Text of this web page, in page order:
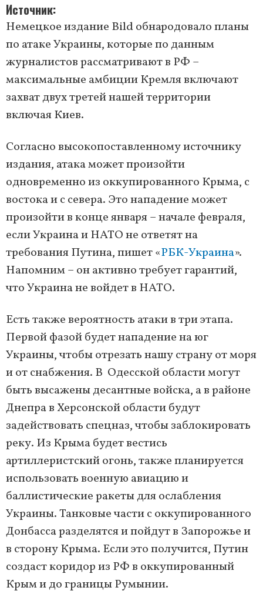
Источник
Немецкое издание Bild обнародовало планы
по атаке Украины, которые по данным
журналистов рассматривают в РФ –
максимальные амбиции Кремля включают
захват двух третей нашей территории
включая Киев.
Согласно высокопоставленному источнику
издания, атака может произойти
одновременно из оккупированного Крыма, с
востока и с севера. Это нападение может
произойти в конце января – начале февраля,
если Украина и НАТО не ответят на
требования Путина, пишет «РБК-Украина».
Напомним – он активно требует гарантий,
что Украина не войдет в НАТО.
Есть также вероятность атаки в три этапа.
Первой фазой будет нападение на юг
Украины, чтобы отрезать нашу страну от моря
и от снабжения. В Одесской области могут
быть высажены десантные войска, а в районе
Днепра в Херсонской области будут
задействовать спецназ, чтобы заблокировать
реку. Из Крыма будет вестись
артиллеристский огонь, также планируется
использовать военную авиацию и
баллистические ракеты для ослабления
Украины. Танковые части с оккупированного
Донбасса разделятся и пойдут в Запорожье и
в сторону Крыма. Если это получится, Путин
создаст коридор из РФ в оккупированный
Крым и до границы Румынии.